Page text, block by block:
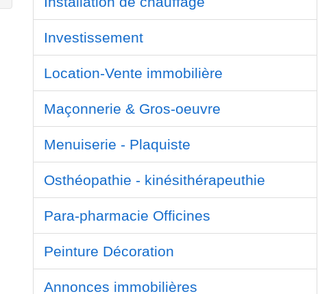
Investissement
Location-Vente immobilière
Maçonnerie & Gros-oeuvre
Menuiserie - Plaquiste
Osthéopathie - kinésithérapeuthie
Para-pharmacie Officines
Peinture Décoration
Annonces immobilières